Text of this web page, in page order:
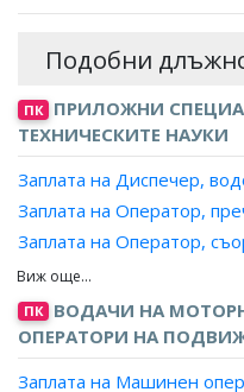
Подобни
ПК ПРИЛОЖНИ
ТЕХНИЧЕСКИТЕ НАУКИ
Заплата на Диспечер,
Заплата на Оператор,
Заплата на Оператор,
Заплата на Оператор,
Заплата на Оператор,
Заплата на Оператор,
Заплата на Оператор,
ПК ВОДАЧИ НА
ОПЕРАТОРИ НА
Заплата на Машинен